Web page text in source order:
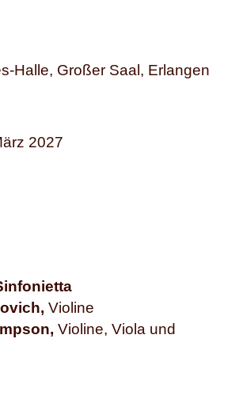
Halle, Großer Saal, Erlangen
2027
Violine
Violine, Viola und